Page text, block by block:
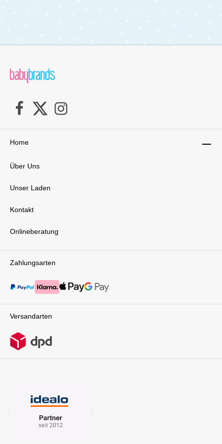
groß ist, kannst du mühelos das Turn & Go-System
Aussteigen und macht Autofahrten angenehmer für
Eltern und Kinder.Drehbare Basis für mehr Flexibilität:
es dem Kind, problemlos ins Auto einzusteigen und
auszusteigen. Diese Funktion macht den täglichen
bequem.Intelligente Sicherheitsmerkmale: Der Anti-
Auffahrunfall, während die Kinetic Pods die Kräfte beim
Protection (ASIP) System bietet zusätzlichen
Lock System für zusätzliche Sicherheit: Das Blind Lock
versehentlich durch andere Mitfahrer gelöst wird, und
Autokindersitz, sondern ein innovatives Produkt, das
vereint.Details im Überblick:Größe: in Fahrtrichtung
gedreht: Max 44 W x 70 H x 63 D Min 44 W x 63 H x 63
x 70 D Min 44 W x 48 H x 70 DGewicht: 15,7
kgLieferumfang:1x PEG Kindersitz Viaggio 360 Evo
(separat erhältlich)
Zahlungsarten
Versandarten
Home
Über Uns
Unser Laden
Kontakt
Onlineberatung